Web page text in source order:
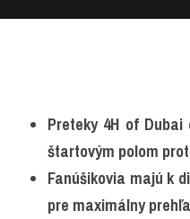
Preteky 4H of
štartovým polom
Fanúšikovia majú k
pre maximálny